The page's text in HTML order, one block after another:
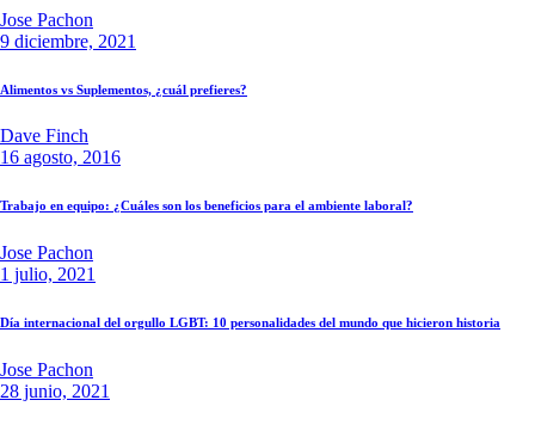
Jose Pachon
9 diciembre, 2021
Alimentos vs Suplementos, ¿cuál prefieres?
Dave Finch
16 agosto, 2016
Trabajo en equipo: ¿Cuáles son los beneficios para el ambiente laboral?
Jose Pachon
1 julio, 2021
Día internacional del orgullo LGBT: 10 personalidades del mundo que hicieron historia
Jose Pachon
28 junio, 2021